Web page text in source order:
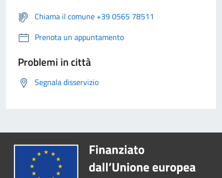
Chiama il comune +39 0565 78511
Prenota un appuntamento
Problemi in città
Segnala disservizio